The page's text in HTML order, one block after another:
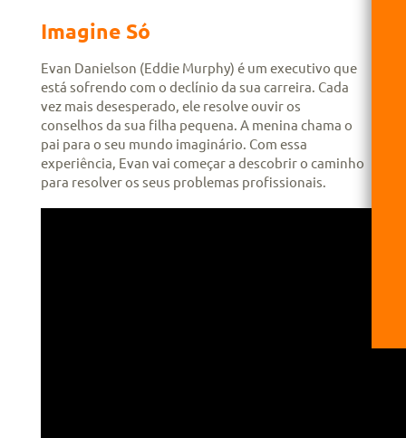
Imagine Só
Evan Danielson (Eddie Murphy) é um executivo que
está sofrendo com o declínio da sua carreira. Cada
vez mais desesperado, ele resolve ouvir os
conselhos da sua filha pequena. A menina chama o
pai para o seu mundo imaginário. Com essa
experiência, Evan vai começar a descobrir o caminho
para resolver os seus problemas profissionais.